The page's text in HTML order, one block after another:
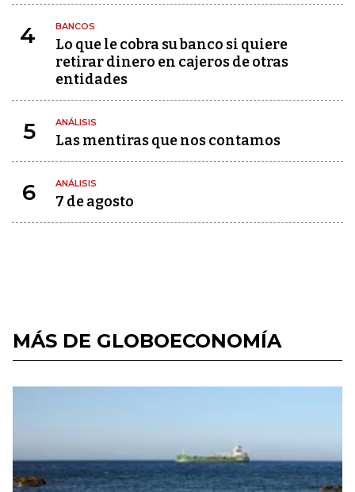
4 BANCOS
Lo que le cobra su banco si quiere
retirar dinero en cajeros de otras
entidades
5 ANÁLISIS
Las mentiras que nos contamos
6 ANÁLISIS
7 de agosto
MÁS DE GLOBOECONOMÍA